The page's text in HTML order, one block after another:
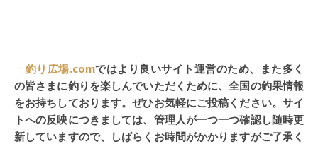
釣り広場.comではより良いサイト運営のため、また多く
の皆さまに釣りを楽しんでいただくために、全国の釣果情報
をお持ちしております。ぜひお気軽にご投稿ください。サイ
トへの反映につきましては、管理人が一つ一つ確認し随時更
新していますので、しばらくお時間がかかりますがご了承く